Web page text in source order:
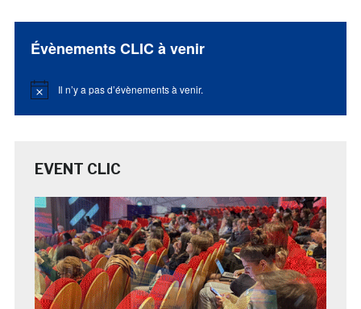
Évènements CLIC à venir
Notice Il n’y a pas d’évènements à venir.
EVENT CLIC